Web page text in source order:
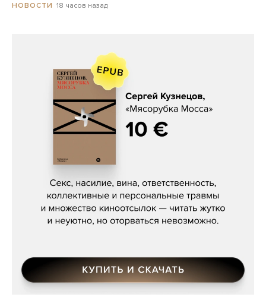
НОВОСТИ 18 часов назад
Сергей Кузнецов, «Мясорубка